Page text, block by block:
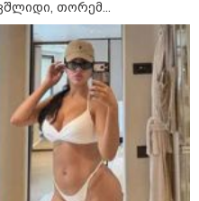
თორემ...